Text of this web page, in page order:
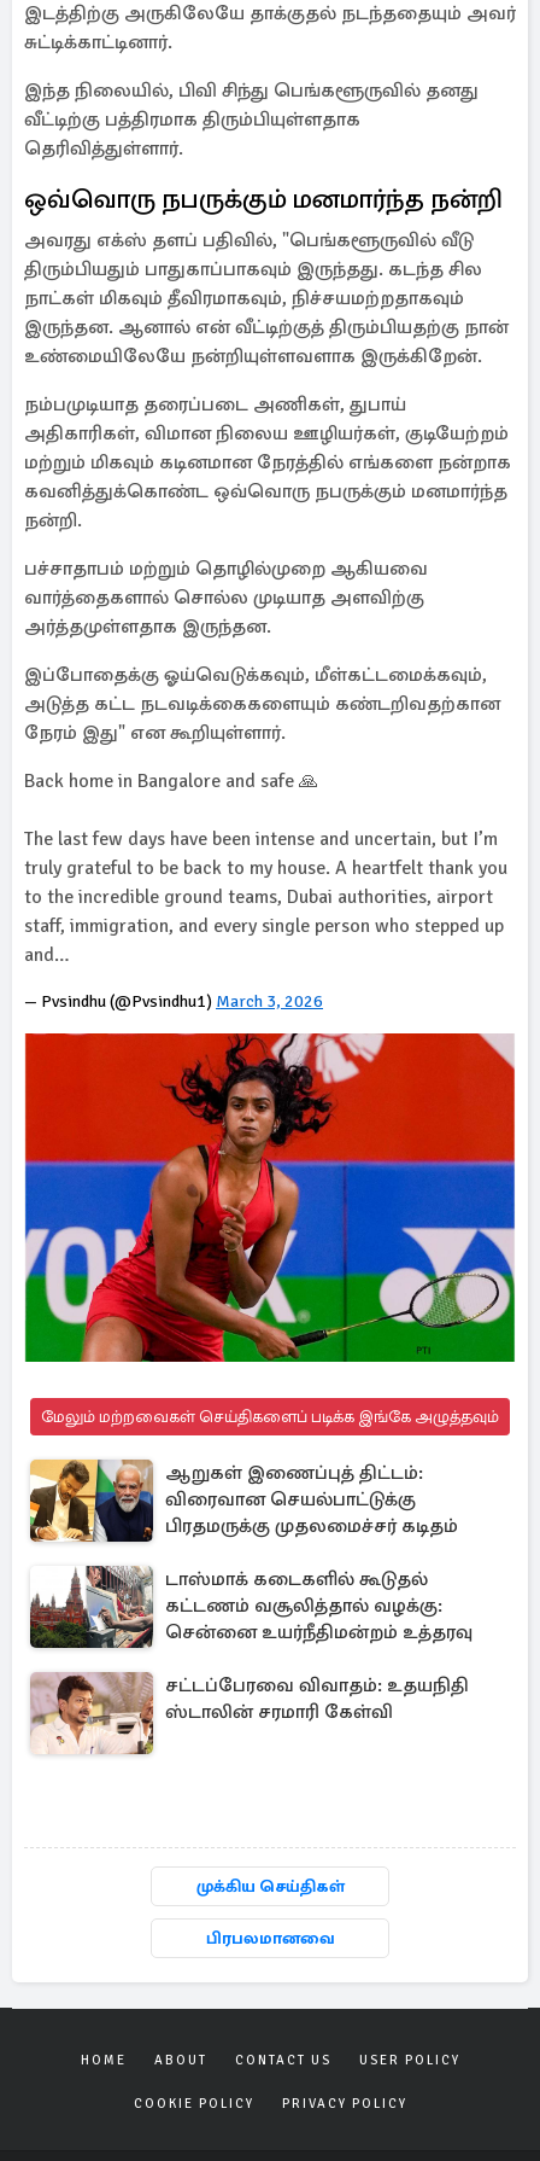
இடத்திற்கு அருகிலேயே தாக்குதல் நடந்ததையும் அவர்
சுட்டிக்காட்டினார்.
இந்த நிலையில், பிவி சிந்து பெங்களூருவில் தனது
வீட்டிற்கு பத்திரமாக திரும்பியுள்ளதாக
தெரிவித்துள்ளார்.
ஒவ்வொரு நபருக்கும் மனமார்ந்த நன்றி
அவரது எக்ஸ் தளப் பதிவில், "பெங்களூருவில் வீடு
திரும்பியதும் பாதுகாப்பாகவும் இருந்தது. கடந்த சில
நாட்கள் மிகவும் தீவிரமாகவும், நிச்சயமற்றதாகவும்
இருந்தன. ஆனால் என் வீட்டிற்குத் திரும்பியதற்கு நான்
உண்மையிலேயே நன்றியுள்ளவளாக இருக்கிறேன்.
நம்பமுடியாத தரைப்படை அணிகள், துபாய்
அதிகாரிகள், விமான நிலைய ஊழியர்கள், குடியேற்றம்
மற்றும் மிகவும் கடினமான நேரத்தில் எங்களை நன்றாக
கவனித்துக்கொண்ட ஒவ்வொரு நபருக்கும் மனமார்ந்த
நன்றி.
பச்சாதாபம் மற்றும் தொழில்முறை ஆகியவை
வார்த்தைகளால் சொல்ல முடியாத அளவிற்கு
அர்த்தமுள்ளதாக இருந்தன.
இப்போதைக்கு ஓய்வெடுக்கவும், மீள்கட்டமைக்கவும்,
அடுத்த கட்ட நடவடிக்கைகளையும் கண்டறிவதற்கான
நேரம் இது" என கூறியுள்ளார்.
Back home in Bangalore and safe 🙏
The last few days have been intense and uncertain, but I’m
truly grateful to be back to my house. A heartfelt thank you
to the incredible ground teams, Dubai authorities, airport
staff, immigration, and every single person who stepped up
and…
— Pvsindhu (@Pvsindhu1) March 3, 2026
மேலும் மற்றவைகள் செய்திகளைப் படிக்க இங்கே அழுத்தவும்
ஆறுகள் இணைப்புத் திட்டம்:
விரைவான செயல்பாட்டுக்கு
பிரதமருக்கு முதலமைச்சர் கடிதம்
டாஸ்மாக் கடைகளில் கூடுதல்
கட்டணம் வசூலித்தால் வழக்கு:
சென்னை உயர்நீதிமன்றம் உத்தரவு
சட்டப்பேரவை விவாதம்: உதயநிதி
ஸ்டாலின் சரமாரி கேள்வி
முக்கிய செய்திகள்
பிரபலமானவை
HOME ABOUT CONTACT US USER POLICY
COOKIE POLICY PRIVACY POLICY